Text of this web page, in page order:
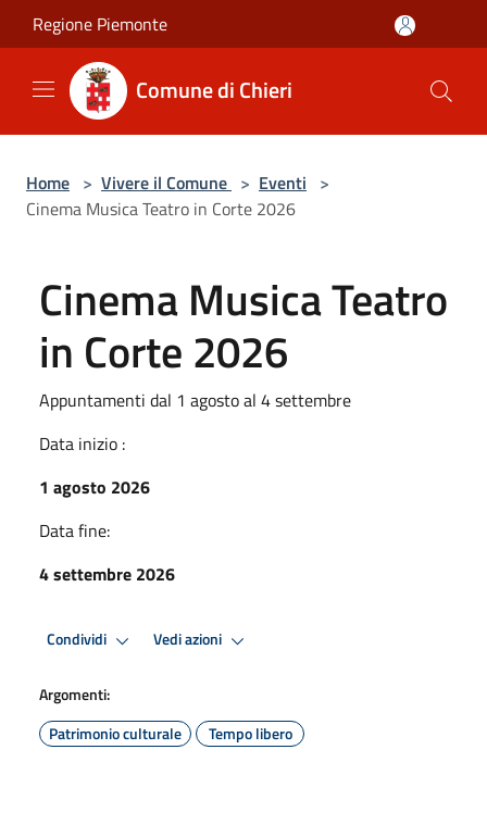
Salta al contenuto principale
Regione Piemonte
Comune di Chieri
Home > Vivere il Comune > Eventi >
Cinema Musica Teatro in Corte 2026
Cinema Musica Teatro
in Corte 2026
Appuntamenti dal 1 agosto al 4 settembre
Data inizio :
1 agosto 2026
Data fine:
4 settembre 2026
Condividi Vedi azioni
Argomenti:
Patrimonio culturale
Tempo libero